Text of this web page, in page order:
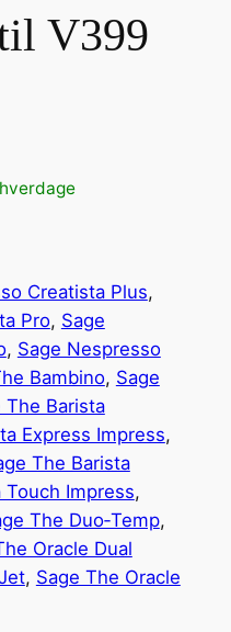
V399
Creatista Plus
Pro, Sage
, Sage Nespresso
Bambino, Sage
The Barista
Express Impress
The Barista
Touch Impress
The Duo‑Temp
Oracle Dual
, Sage The Oracle